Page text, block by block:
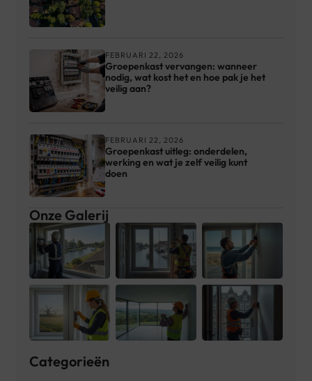
FEBRUARI 22, 2026
Groepenkast vervangen: wanneer
nodig, wat kost het en hoe pak je het
veilig aan?
FEBRUARI 22, 2026
Groepenkast uitleg: onderdelen,
werking en wat je zelf veilig kunt
doen
Onze Galerij
Categorieën